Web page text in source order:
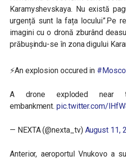
Karamyshevskaya. Nu există
urgență sunt la fața locului”.Pe
imagini cu o dronă zburând
prăbușindu-se în zona digului
⚡An explosion occured in
A drone exploded near
embankment.pic.twitter.com/
— NEXTA (@nexta_tv) August 11,
Anterior, aeroportul Vnukovo a